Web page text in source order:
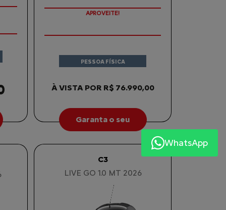
APROVEITE!
À VISTA POR R$ 76.990,00
PESSOA FÍSICA
Garanta o seu
C3
LIVE GO 1.0 MT 2026
WhatsApp